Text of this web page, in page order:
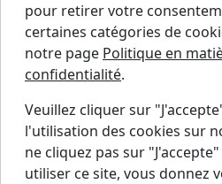
pour retirer votre
certaines catégories de
notre page Politique en
confidentialité.
Veuillez cliquer sur
l'utilisation des cookies sur
ne cliquez pas sur
utiliser ce site, vous donnez
Rapport sur la Loi sur les
d’approvisionnement 2024
Rapport sur la Loi sur les
d’approvisionnement 2025